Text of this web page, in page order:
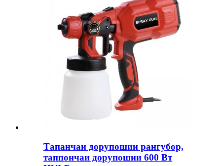
Тапанчаи дорупошии рангубор,
таппончаи дорупошии 600 Вт